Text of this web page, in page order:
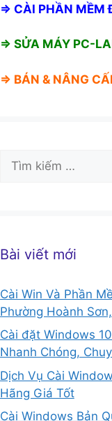
⇒ CÀI PHẦN MỀM
⇒ SỬA MÁY PC-
⇒ BÁN & NÂNG
Tìm
kiếm
Bài viết mới
Cài Win Và Phần
Phường Hoành
Cài đặt Windows
Nhanh Chóng,
Dịch Vụ Cài
Hãng Giá Tốt
Cài Windows Bản